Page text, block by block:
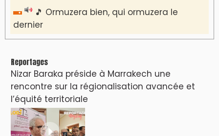
🎵 Ormuzera bien, qui ormuzera le
dernier
Reportages
Nizar Baraka préside à Marrakech une
rencontre sur la régionalisation avancée et
l’équité territoriale